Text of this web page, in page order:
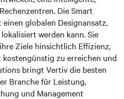
Die Smart
globalen Designansatz,
werden kann. Sie
Ziele hinsichtlich Effizienz,
zu erreichen und
bringt Vertiv die besten
Branche für Leistung,
und Management